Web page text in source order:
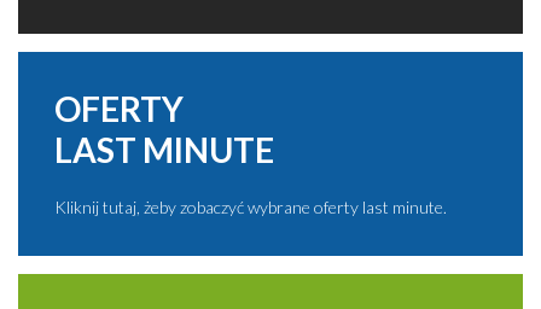
OFERTY
LAST MINUTE
Kliknij tutaj, żeby zobaczyć wybrane oferty last minute.